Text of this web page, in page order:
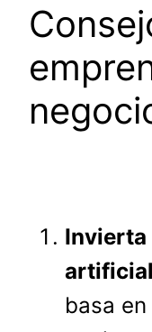
Invierta
artificial
basa